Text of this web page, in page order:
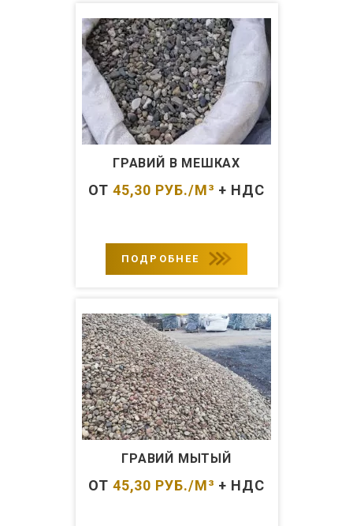
ГРАВИЙ В МЕШКАХ
ОТ 45,30 РУБ./М³ + НДС
ПОДРОБНЕЕ
ГРАВИЙ МЫТЫЙ
ОТ 45,30 РУБ./М³ + НДС